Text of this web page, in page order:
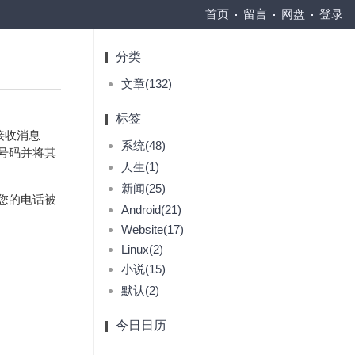
首页 留言 网盘 登录
收消息
码并将其
的电话被
分类
文章(132)
标签
系统(48)
人生(1)
新闻(25)
Android(21)
Website(17)
Linux(2)
小说(15)
默认(2)
今日日历